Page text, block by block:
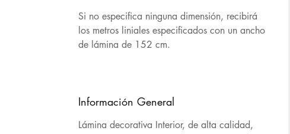
Si no especifica ninguna dimensión, recibirá
los metros liniales especificados con un ancho
de lámina de 152 cm.
Información General
Lámina decorativa Interior, de alta calidad,